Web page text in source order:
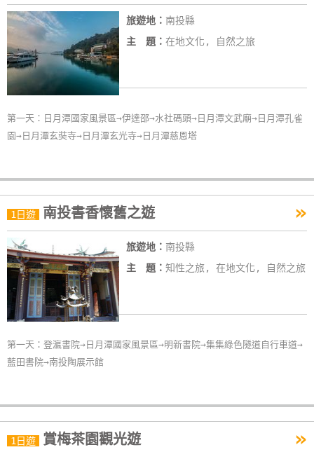
旅遊地： 南投縣
主 題： 在地文化, 自然之旅
第一天：日月潭國家風景區→伊達邵→水社碼頭→日月潭文武廟→日月潭孔雀
園→日月潭玄奘寺→日月潭玄光寺→日月潭慈恩塔
1日遊 南投書香懷舊之遊 »
旅遊地： 南投縣
主 題： 知性之旅, 在地文化, 自然之旅
第一天：登瀛書院→日月潭國家風景區→明新書院→集集綠色隧道自行車道→
藍田書院→南投陶展示館
1日遊 賞梅茶園觀光遊 »